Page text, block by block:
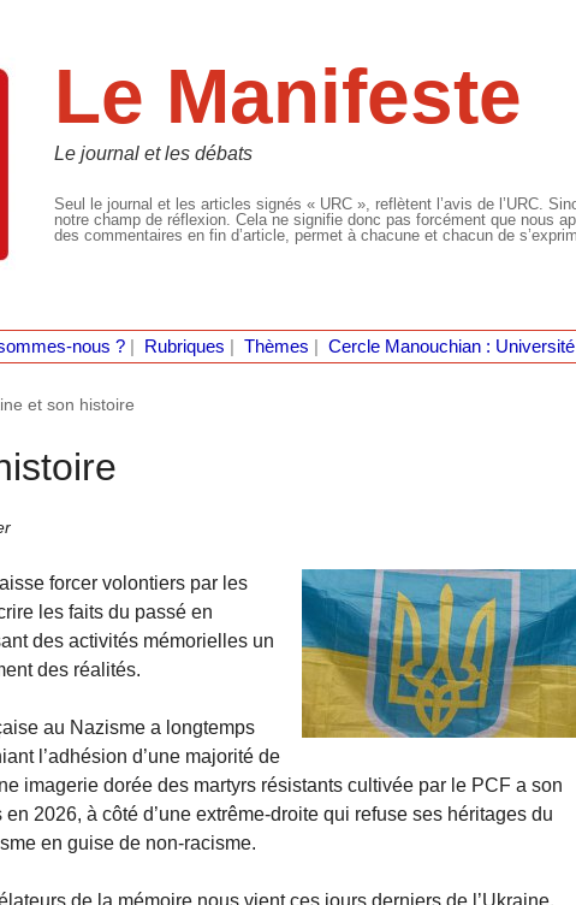
Le Manifeste
Le journal et les débats
Seul le journal et les articles signés « URC », reflètent l’avis de l’URC.
notre champ de réflexion. Cela ne signifie donc pas forcément que nous
des commentaires en fin d’article, permet à chacune et chacun de
nous ?| Rubriques Thèmes Cercle Manouchian :
et son histoire
forcer volontiers par les
les faits du passé en
des activités mémorielles un
des réalités.
au Nazisme a longtemps
l’adhésion d’une majorité de
imagerie dorée des martyrs résistants cultivée par le PCF a son
2026, à côté d’une extrême-droite qui refuse ses héritages du
en guise de non-racisme.